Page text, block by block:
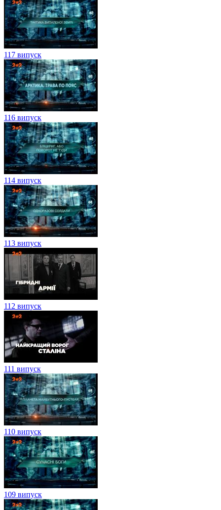
117 випуск
116 випуск
114 випуск
113 випуск
112 випуск
111 випуск
110 випуск
109 випуск